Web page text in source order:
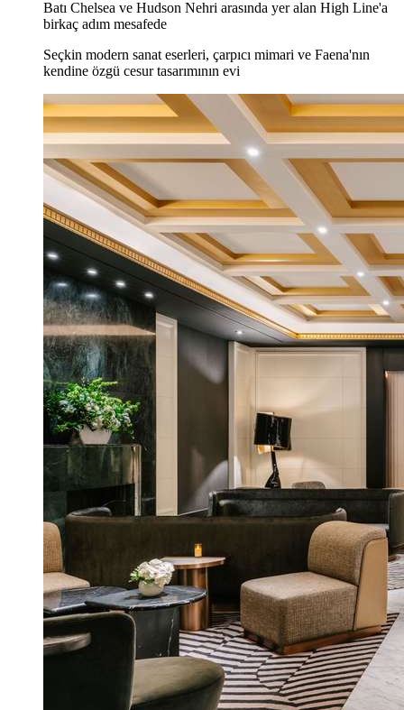
Batı Chelsea ve Hudson Nehri arasında yer alan High Line'a
birkaç adım mesafede
Seçkin modern sanat eserleri, çarpıcı mimari ve Faena'nın
kendine özgü cesur tasarımının evi